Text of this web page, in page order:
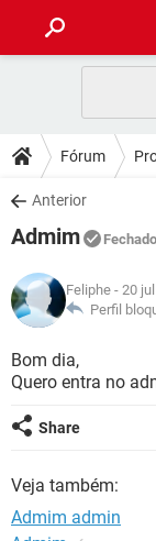
CELULAR
OUTLOOK
INSTAGRAM
GUIA DE COMPRAS
DICAS
JOGOS
INSTAGRAM
GUIA DE COMPRAS
DOWNLOADS
JOGOS
CELULAR
OUTLOOK
INSTAGRAM
GUIA DE COMPRAS
JOGOS
CELULAR
OUTLOOK
GLOSSÁRIO
JOGOS
CELULAR
OUTLOOK
GUIA DE COMPRAS
Fórum
Anterior
Admim Fechado
Feliphe - 20
Perfil
Bom dia,
Quero entra no
Share
Veja também:
Admim admin